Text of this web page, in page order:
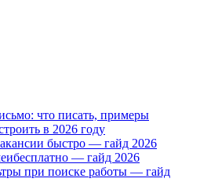
что писать, примеры
в 2026 году
быстро — гайд 2026
— гайд 2026
при поиске работы — гайд